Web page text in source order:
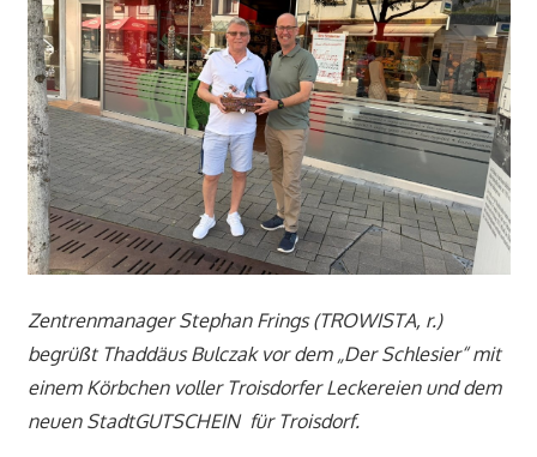
Zentrenmanager Stephan Frings (TROWISTA, r.)
begrüßt Thaddäus Bulczak vor dem „Der Schlesier“ mit
einem Körbchen voller Troisdorfer Leckereien und dem
neuen StadtGUTSCHEIN für Troisdorf.